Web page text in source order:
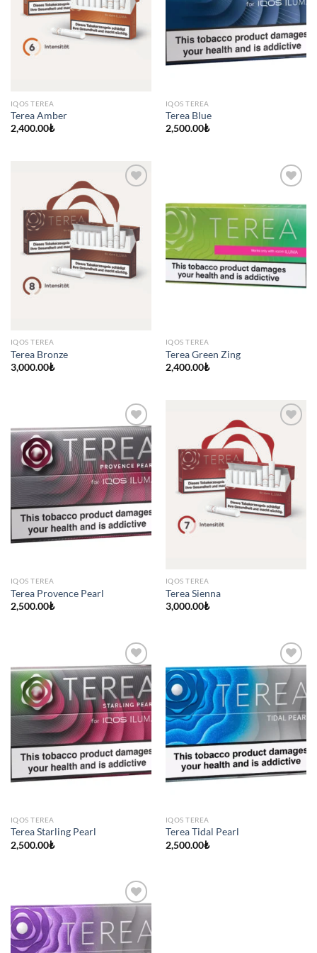
IQOS TEREA
Terea Amber
2,400.00₺
IQOS TEREA
Terea Blue
2,500.00₺
IQOS TEREA
Terea Bronze
3,000.00₺
IQOS TEREA
Terea Green Zing
2,400.00₺
IQOS TEREA
Terea Provence Pearl
2,500.00₺
IQOS TEREA
Terea Sienna
3,000.00₺
IQOS TEREA
Terea Starling Pearl
2,500.00₺
IQOS TEREA
Terea Tidal Pearl
2,500.00₺